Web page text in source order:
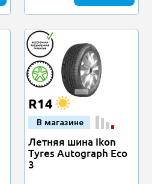
R14
В магазине
Летняя шина Ikon
Tyres Autograph Eco
3